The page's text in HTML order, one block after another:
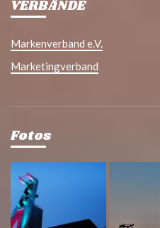
VERBÄNDE
Markenverband e.V.
Marketingverband
Fotos